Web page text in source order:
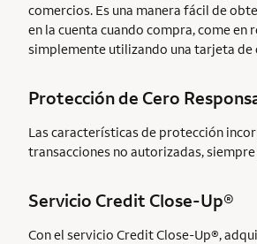
comercios. Es una manera fácil de
en la cuenta cuando compra, come
simplemente utilizando una tarjeta de
Protección de Cero
Las características de protección
transacciones no autorizadas,
Servicio Credit Close-Up®
Con el servicio Credit Close-Up®,